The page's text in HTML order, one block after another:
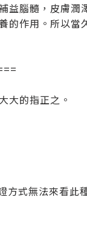
益腦髓，皮膚潤
作用。所以當
大的指正之。
方式無法來看此